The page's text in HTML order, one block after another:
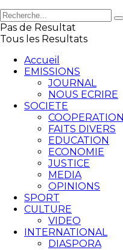
Pas de Resultat
Tous les Resultats
Accueil
EMISSIONS
JOURNAL
NOUS ECRIRE
SOCIETE
COOPERATION
FAITS DIVERS
EDUCATION
ECONOMIE
JUSTICE
MEDIA
OPINIONS
SPORT
CULTURE
VIDEO
INTERNATIONAL
DIASPORA